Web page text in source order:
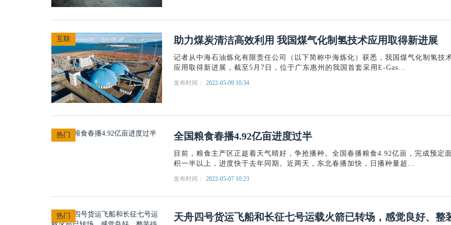
互联 助力煤炭清洁高效利用 我国煤气化制氢技术应用取得新进展
记者从中海石油炼化有限责任公司（以下简称中海炼化）获悉，我国煤气化制氢技
应用取得新进展，截至5月7日，位于广东惠州的我国首套采用E-Gas...
发布时间： 2022-05-09 10:34
热门 全国粮食春播4.92亿亩进度过半
目前，粮食主产区正趁着天气晴好，争抢播种。全国春播粮食4.92亿亩，完成预定面
积一半以上，进度快于去年同期。近两天，东北春播加快，日播种量超...
发布时间： 2022-05-07 10:23
热门 天舟四号货运飞船和长征七号运载火箭已转场，感觉良好、整